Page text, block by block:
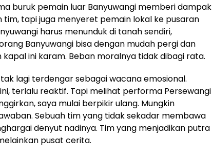
buruk pemain luar Banyuwangi memberi dampak
tim, tapi juga menyeret pemain lokal ke pusaran
harus menunduk di tanah sendiri,
Banyuwangi bisa dengan mudah pergi dan
ini karam. Beban moralnya tidak dibagi rata.
lagi terdengar sebagai wacana emosional.
terlalu reaktif. Tapi melihat performa Persewangi
saya mulai berpikir ulang. Mungkin
Sebuah tim yang tidak sekadar membawa
denyut nadinya. Tim yang menjadikan putra
pusat cerita.